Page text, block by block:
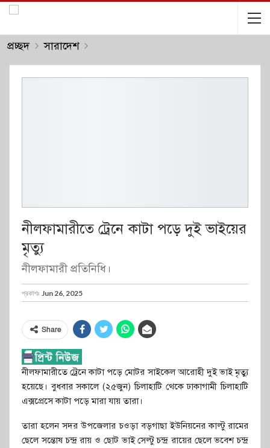
প্রচ্ছদ সারাদেশ
নীলফামারীতে ট্রেনে কাটা পড়ে দুই ভাইয়ের
মৃত্যু
নীলফামারী প্রতিনিধি।
প্রকাশঃ Jun 26, 2025
Share
নীলফামারীতে ট্রেনে কাটা পড়ে মোটর সাইকেল আরোহী দুই ভাই মৃত্যু
হয়েছে। বুধবার সকালে (২৫জুন) চিলাহাটি থেকে ঢাকাগামী চিলাহাটি
এক্সপ্রেসে কাটা পড়ে মারা যায় তারা।
তারা হলেন সদর উপজেলার চওড়া বড়গাছা ইউনিয়নের কাল্টু রামের
ছেলে সন্তোষ চন্দ্র রায় ও ছোট ভাই সেল্টু চন্দ্র রায়ের ছেলে ভবেশ চন্দ্র